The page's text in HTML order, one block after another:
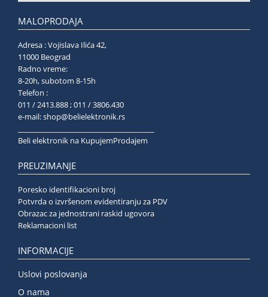
MALOPRODAJA
Adresa : Vojislava Ilića 42,
11000 Beograd
Radno vreme:
8-20h, subotom 8-15h
Telefon :
011 / 2413.888 ; 011 / 3806.430
e-mail:shop@belielektronik.rs
Beli elektronik na KupujemProdajem
PREUZIMANJE
Poresko identifikacioni broj
Potvrda o izvršenom evidentiranju za PDV
Obrazac za jednostrani raskid ugovora
Reklamacioni list
INFORMACIJE
Uslovi poslovanja
O nama